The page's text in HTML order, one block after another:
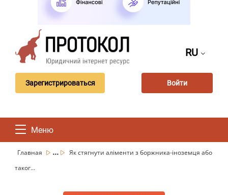
RU
Зарегистрироваться Войти
Меню
Главная ...
Як стягнути аліменти з боржника-іноземця або
таког...